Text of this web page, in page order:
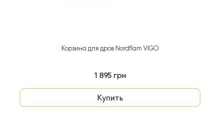
Корзина для дров Nordflam VIGO
1 895 грн
Купить